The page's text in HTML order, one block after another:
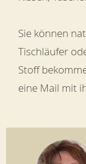
Sie können
Tischläufer
Stoff
eine Mail mit